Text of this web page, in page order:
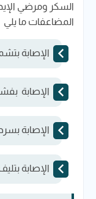
السكر ومرضي
المضاعفات ما يلي
الإصابة
الإصابة
الإصابة
الإصابة